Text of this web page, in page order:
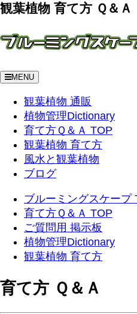
観葉植物 育て方 Ｑ＆Ａ
MENU
観葉植物 通販
植物管理Dictionary
育て方Ｑ＆Ａ TOP
観葉植物 育て方
風水と観葉植物
ブログ
ブルーミングスケープ
育て方Ｑ＆Ａ TOP
ご質問用 掲示板
植物管理Dictionary
観葉植物 育て方
育て方 Ｑ＆Ａ